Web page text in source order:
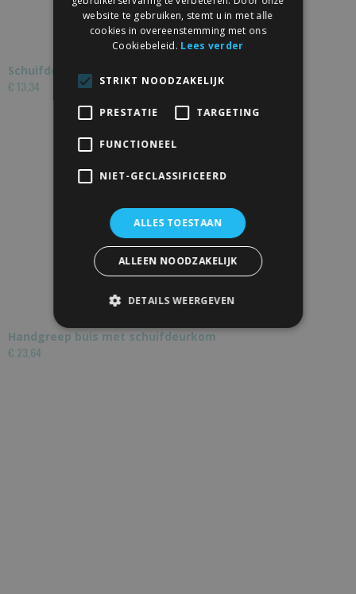
Schuifdeurkom medium zwart
€ 13,34
Handgreep buis met schuifdeurkom
€ 23,64
website te gebruiken, stemt u in met alle
cookies in overeenstemming met ons
Cookiebeleid. Lees verder
STRIKT NOODZAKELIJK
PRESTATIE TARGETING
FUNCTIONEEL
NIET-GECLASSIFICEERD
ALLES TOESTAAN
ALLEEN NOODZAKELIJK
DETAILS WEERGEVEN